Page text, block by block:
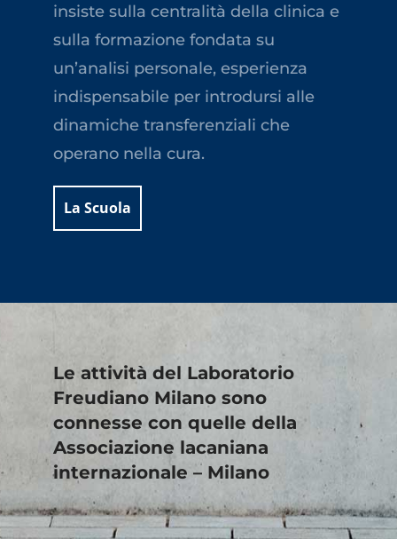
insiste sulla centralità della clinica e
sulla formazione fondata su
un’analisi personale, esperienza
indispensabile per introdursi alle
dinamiche transferenziali che
operano nella cura.
La Scuola
Le attività del Laboratorio
Freudiano Milano sono
connesse con quelle della
Associazione lacaniana
internazionale – Milano